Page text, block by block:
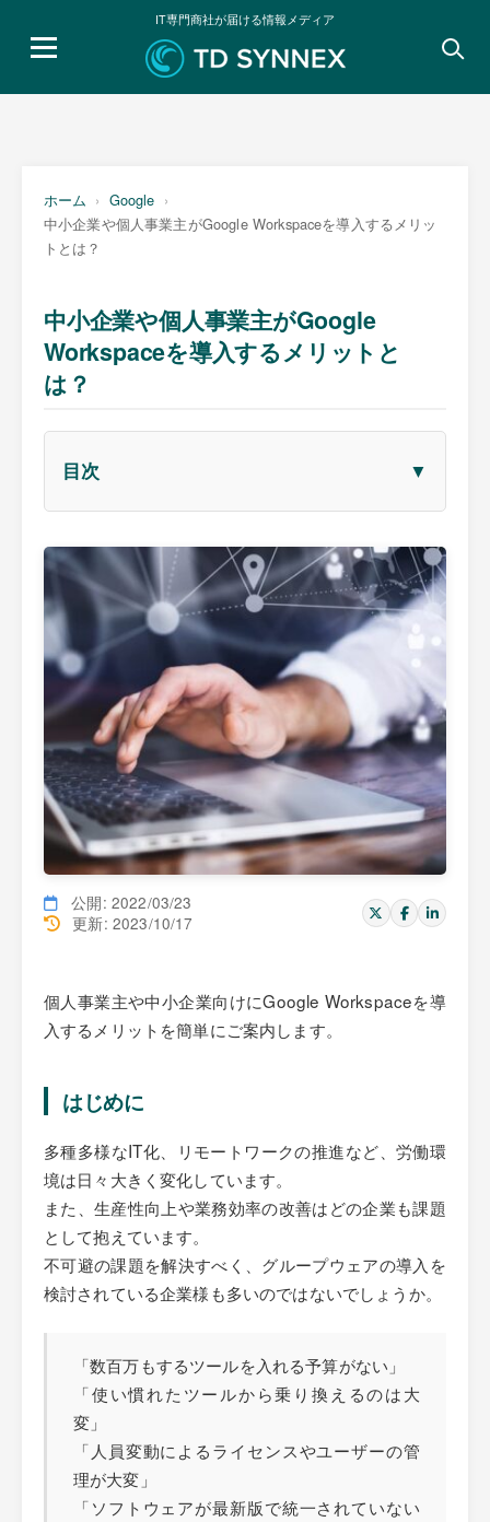
IT専門商社が届ける情報メディア
検
ホーム
Google
中小企業や個人事業主がGoogle Workspaceを導入するメリッ
トとは？
中小企業や個人事業主がGoogle
Workspaceを導入するメリットと
は？
目次 ▼
公開: 2022/03/23
更新: 2023/10/17
個人事業主や中小企業向けにGoogle Workspaceを導
入するメリットを簡単にご案内します。
はじめに
多種多様なIT化、リモートワークの推進など、労働環
境は日々大きく変化しています。
また、生産性向上や業務効率の改善はどの企業も課題
として抱えています。
不可避の課題を解決すべく、グループウェアの導入を
検討されている企業様も多いのではないでしょうか。
「数百万もするツールを入れる予算がない」
「使い慣れたツールから乗り換えるのは大
変」
「人員変動によるライセンスやユーザーの管
理が大変」
「ソフトウェアが最新版で統一されていない